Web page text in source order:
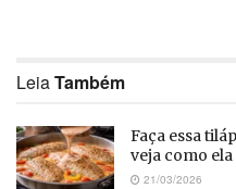
LeiaTambém
Faça essa
veja como
21/03/2026